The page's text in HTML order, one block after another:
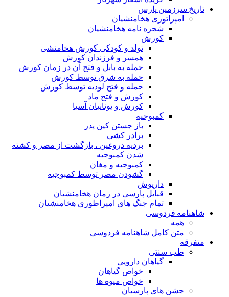
تاریخ سرزمین پارس
امپراتوری هخامنشیان
شجره نامه هخامنشیان
کورش
تولد و کودکی کورش هخامنشی
همسر و فرزندان کورش
حمله به بابل و فتح آن در زمان کورش
حمله به شرق توسط کورش
حمله و فتح لودیه توسط کورش
کورش و فتح ماد
کورش و یونانیان آسیا
کمبوجیه
باز جستن کین پدر
برادر کشی
بردیه دروغین ، بازگشت از مصر و کشته
شدن کمبوجیه
کمبوجیه و مغان
گشودن مصر توسط کمبوجیه
داریوش
قبایل پارسی در زمان هخامنشیان
تمام جنگ های امپراطوری هخامنشیان
شاهنامه فردوسی
همه
متن کامل شاهنامه فردوسی
متفرقه
طب سنتی
گیاهان دارویی
خواص گیاهان
خواص میوه ها
جشن های پارسیان